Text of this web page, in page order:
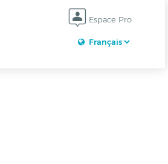
Espace Pro